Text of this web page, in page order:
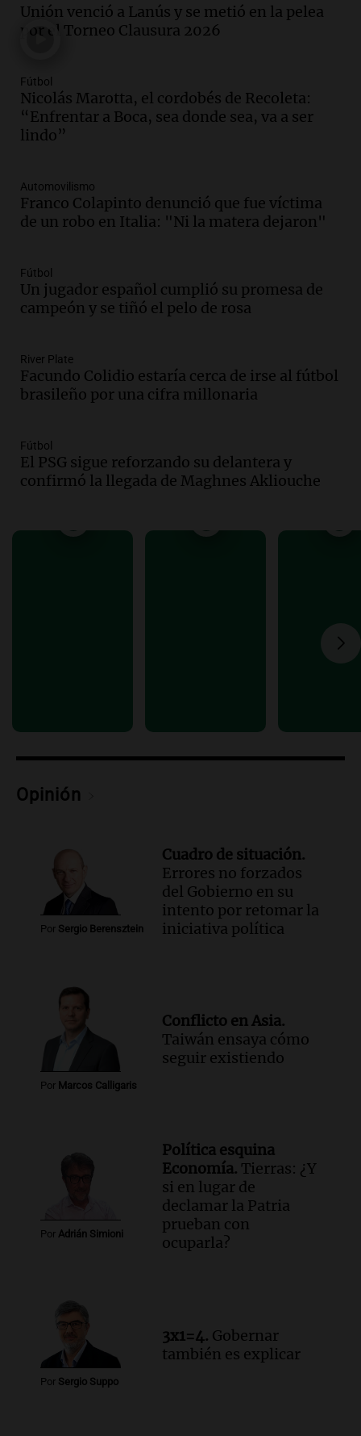
continuidad de Leonel Scaloni como
técnico de la selección argentina
Audio.
rechazan ley de inviolabilidad de la
propiedad privada en Salta
Panorama Federal
Audio.Miles de fieles participan en la
vigilia por San Cayetano en Buenos Aires
por el Día del Santo
Audio.
Asaltan a fieles al salir de una
iglesia en Villa Madero, un policía hirió
a un ladrón
Episodios
Audio.Bariloche enfrenta nevadas y
suspenden clases en la mañana por
Episodios
Audio.Ingresó el aire frío y seco a
Córdoba: sol, pero con mínimas bajo
Radioinforme 3
Audio.San Cayetano: miles de fieles
de Mayo
Unión venció a Lanús y se metió en la pelea
por el Torneo Clausura 2026
Fútbol
Nicolás Marotta, el cordobés de Recoleta:
“Enfrentar a Boca, sea donde sea, va a ser
lindo”
Automovilismo
Franco Colapinto denunció que fue víctima
de un robo en Italia: "Ni la matera dejaron"
Fútbol
Un jugador español cumplió su promesa de
campeón y se tiñó el pelo de rosa
River Plate
Facundo Colidio estaría cerca de irse al fútbol
brasileño por una cifra millonaria
Fútbol
El PSG sigue reforzando su delantera y
confirmó la llegada de Maghnes Akliouche
Opinión
Por Sergio Berensztein
Cuadro de situación.
Errores no forzados
del Gobierno en su
intento por retomar la
iniciativa política
Por Marcos Calligaris
Conflicto en Asia.
Taiwán ensaya cómo
seguir existiendo
Por Adrián Simioni
Política esquina
Economía. Tierras: ¿Y
si en lugar de
declamar la Patria
prueban con
ocuparla?
Por Sergio Suppo
3x1=4. Gobernar
también es explicar